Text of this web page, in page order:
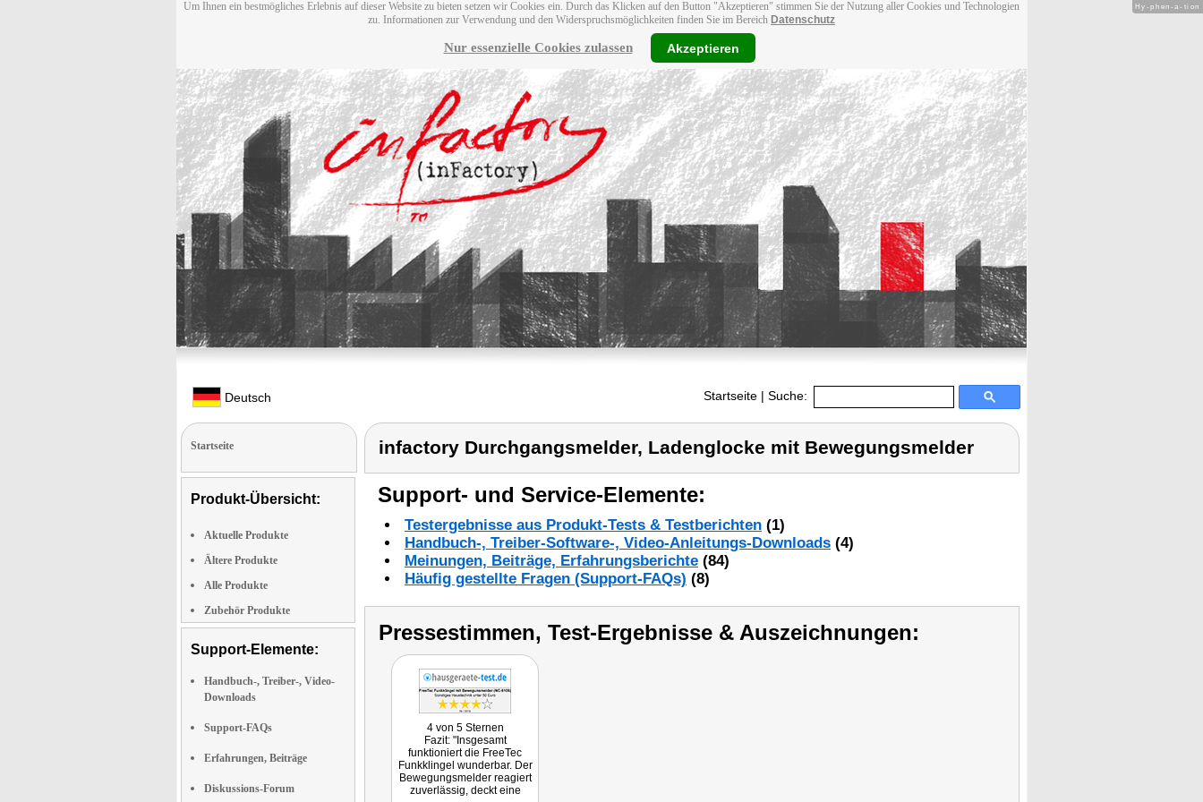
Um Ihnen ein bestmögliches Erlebnis auf dieser Website zu bieten setzen wir Cookies ein. Durch das Klicken auf den Button "Akzeptieren" stimmen Sie der Nutzung aller Cookies und Technologien
zu. Informationen zur Verwendung und den Widerspruchsmöglichkeiten finden Sie im Bereich Datenschutz
Nur essenzielle Cookies zulassen Akzeptieren
Deutsch Startseite | Suche:
Startseite
Produkt-Übersicht:
Aktuelle Produkte
Ältere Produkte
Alle Produkte
Zubehör Produkte
Support-Elemente:
Handbuch-, Treiber-, Video-
Downloads
Support-FAQs
Erfahrungen, Beiträge
Diskussions-Forum
infactory Durchgangsmelder, Ladenglocke mit Bewegungsmelder
Support- und Service-Elemente:
Testergebnisse aus Produkt-Tests & Testberichten (1)
Handbuch-, Treiber-Software-, Video-Anleitungs-Downloads (4)
Meinungen, Beiträge, Erfahrungsberichte (84)
Häufig gestellte Fragen (Support-FAQs) (8)
Pressestimmen, Test-Ergebnisse & Auszeichnungen:
4 von 5 Sternen
Fazit: "Insgesamt
funktioniert die FreeTec
Funkklingel wunderbar. Der
Bewegungsmelder reagiert
zuverlässig, deckt eine
Hy-phen-a-tion